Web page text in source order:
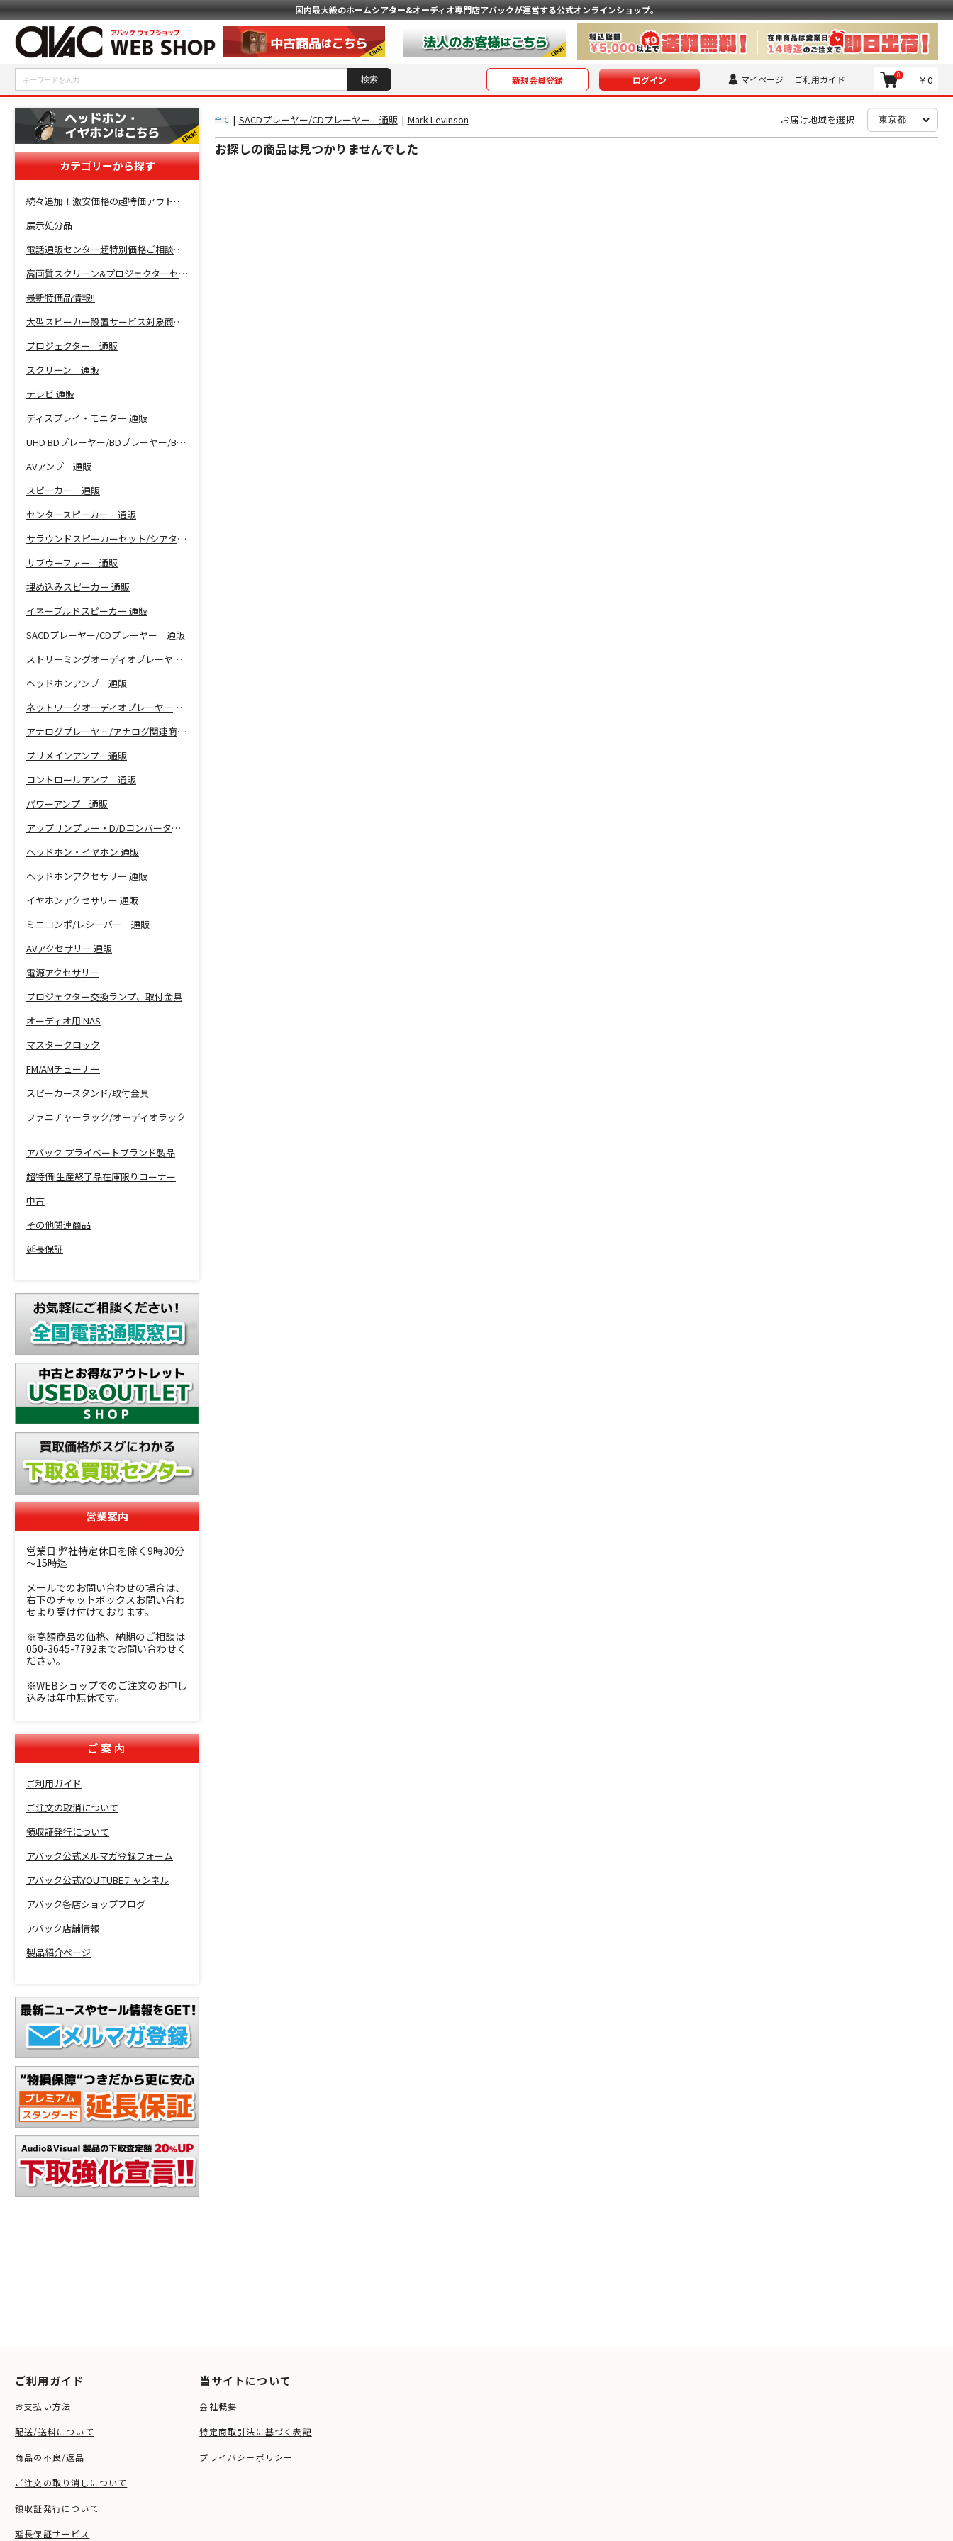
国内最大級のホームシアター&オーディオ専門店アバックが運営する公式オンラインショップ。
新規会員登録 ログイン マイページ ご利用ガイド ￥0
0
カテゴリーから探す
続々追加！激安価格の超特価アウトレットセール開催！
展示処分品
電話通販センター超特別価格ご相談コーナー！
高画質スクリーン&プロジェクターセット超特価！
最新特価品情報!!
大型スピーカー設置サービス対象商品！
プロジェクター 通販
スクリーン 通販
テレビ 通販
ディスプレイ・モニター 通販
UHD BDプレーヤー/BDプレーヤー/BDレコーダー 通販
AVアンプ 通販
スピーカー 通販
センタースピーカー 通販
サラウンドスピーカーセット/シアターバー 通販
サブウーファー 通販
埋め込みスピーカー 通販
イネーブルドスピーカー 通販
SACDプレーヤー/CDプレーヤー 通販
ストリーミングオーディオプレーヤー 通販
ヘッドホンアンプ 通販
ネットワークオーディオプレーヤー 通販
アナログプレーヤー/アナログ関連商品 通販
プリメインアンプ 通販
コントロールアンプ 通販
パワーアンプ 通販
アップサンプラー・D/Dコンバーター 通販
ヘッドホン・イヤホン 通販
ヘッドホンアクセサリー 通販
イヤホンアクセサリー 通販
ミニコンポ/レシーバー 通販
AVアクセサリー 通販
電源アクセサリー
プロジェクター交換ランプ、取付金具
オーディオ用 NAS
マスタークロック
FM/AMチューナー
スピーカースタンド/取付金具
ファニチャーラック/オーディオラック
アバック プライベートブランド製品
超特価!生産終了品在庫限りコーナー
中古
その他関連商品
延長保証
営業案内
営業日:弊社特定休日を除く9時30分
～15時迄
メールでのお問い合わせの場合は、
右下のチャットボックスお問い合わ
せより受け付けております。
※高額商品の価格、納期のご相談は
050-3645-7792までお問い合わせく
ださい。
※WEBショップでのご注文のお申し
込みは年中無休です。
ご案内
ご利用ガイド
ご注文の取消について
領収証発行について
アバック公式メルマガ登録フォーム
アバック公式YOU TUBEチャンネル
アバック各店ショップブログ
アバック店舗情報
製品紹介ページ
全て | SACDプレーヤー/CDプレーヤー 通販 | Mark Levinson お届け地域を選択
お探しの商品は見つかりませんでした
ご利用ガイド
お支払い方法
配送/送料について
商品の不良/返品
ご注文の取り消しについて
領収証発行について
延長保証サービス
当サイトについて
会社概要
特定商取引法に基づく表記
プライバシーポリシー